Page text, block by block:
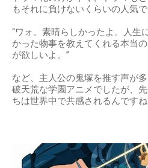
もそれに負けないくらいの人気で
“ワォ。素晴らしかったよ。人生
かった物事を教えてくれる本当
が欲しいよ。”
など、主人公の鬼塚を推す声が多
破天荒な学園アニメでしたが、
ちは世界中で共感されるんですね